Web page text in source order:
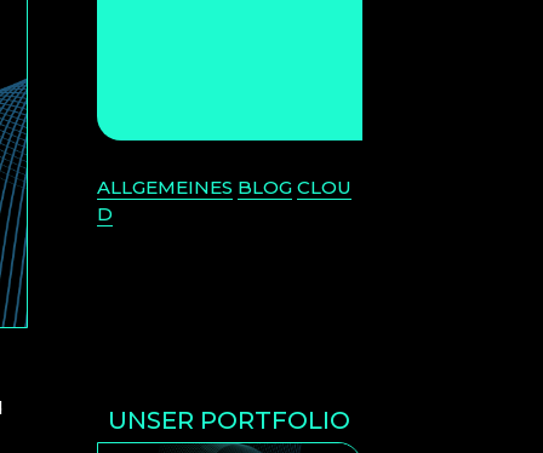
ALLGEMEINES BLOG CLOU
D
UNSER PORTFOLIO